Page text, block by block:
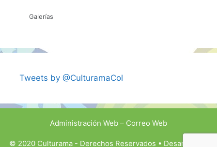
Galerías
Tweets by @CulturamaCol
Administración Web – Correo Web
© 2020 Culturama - Derechos Reservados • Desarrollado